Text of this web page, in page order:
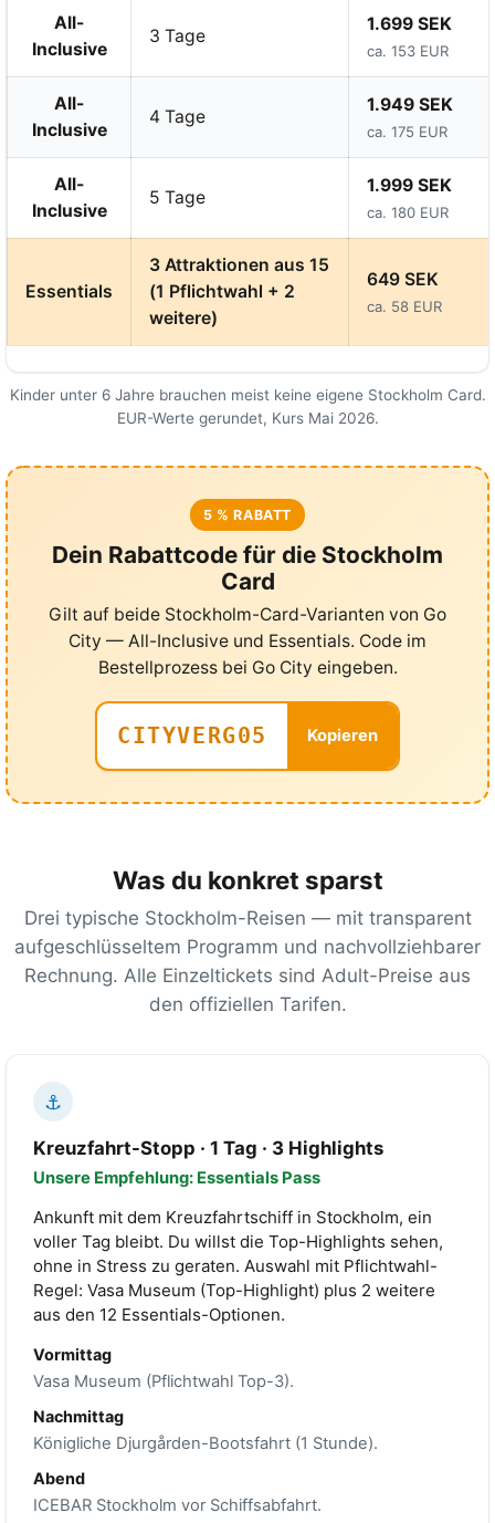
All-
Inclusive
3 Tage
1.699 SEK
ca. 153 EUR
All-
Inclusive
4 Tage
1.949 SEK
ca. 175 EUR
All-
Inclusive
5 Tage
1.999 SEK
ca. 180 EUR
Essentials
3 Attraktionen aus 15
(1 Pflichtwahl + 2
weitere)
649 SEK
ca. 58 EUR
Kinder unter 6 Jahre brauchen meist keine eigene Stockholm Card.
EUR-Werte gerundet, Kurs Mai 2026.
5 % RABATT
Dein Rabattcode für die Stockholm
Card
Gilt auf beide Stockholm-Card-Varianten von Go
City — All-Inclusive und Essentials. Code im
Bestellprozess bei Go City eingeben.
CITYVERG05 Kopieren
Was du konkret sparst
Drei typische Stockholm-Reisen — mit transparent
aufgeschlüsseltem Programm und nachvollziehbarer
Rechnung. Alle Einzeltickets sind Adult-Preise aus
den offiziellen Tarifen.
⚓
Kreuzfahrt-Stopp · 1 Tag · 3 Highlights
Unsere Empfehlung: Essentials Pass
Ankunft mit dem Kreuzfahrtschiff in Stockholm, ein
voller Tag bleibt. Du willst die Top-Highlights sehen,
ohne in Stress zu geraten. Auswahl mit Pflichtwahl-
Regel: Vasa Museum (Top-Highlight) plus 2 weitere
aus den 12 Essentials-Optionen.
Vormittag
Vasa Museum (Pflichtwahl Top-3).
Nachmittag
Königliche Djurgården-Bootsfahrt (1 Stunde).
Abend
ICEBAR Stockholm vor Schiffsabfahrt.